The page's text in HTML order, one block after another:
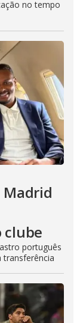
no tempo
Madrid
clube
português
transferência